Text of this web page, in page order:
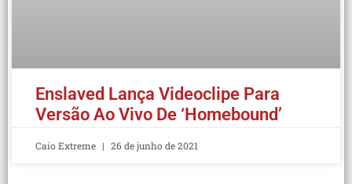
Enslaved Lança Videoclipe Para
Versão Ao Vivo De ‘Homebound’
Caio Extreme 26 de junho de 2021